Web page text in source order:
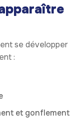
se développer
:
et gonflement